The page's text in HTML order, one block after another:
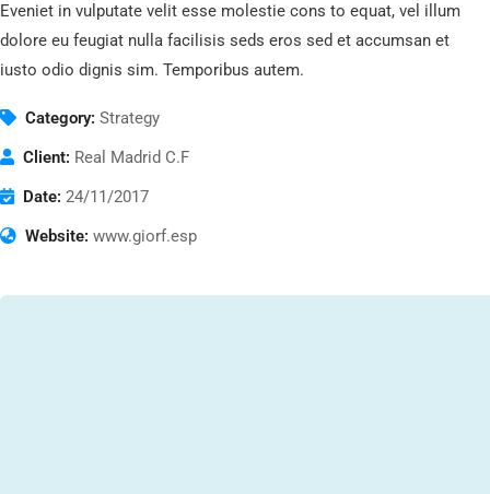
Eveniet in vulputate velit esse molestie cons to equat, vel illum
dolore eu feugiat nulla facilisis seds eros sed et accumsan et
iusto odio dignis sim. Temporibus autem.
Category: Strategy
Client: Real Madrid C.F
Date: 24/11/2017
Website: www.giorf.esp